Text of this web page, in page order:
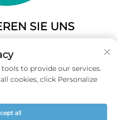
SIE UNS
to provide our services.
cookies, click Personalize
all